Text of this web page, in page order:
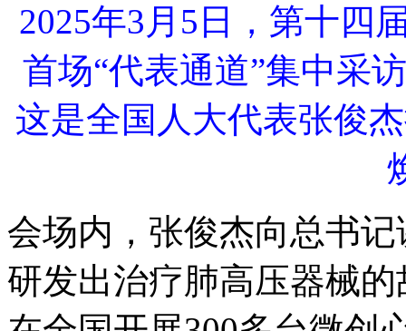
2025年3月5日，第十四
首场“代表通道”集中采
这是全国人大代表张俊
会场内，张俊杰向总书
研发出治疗肺高压器械